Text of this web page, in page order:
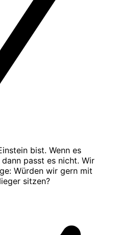
bist. Wenn es
passt es nicht. Wir
Würden wir gern mit
sitzen?